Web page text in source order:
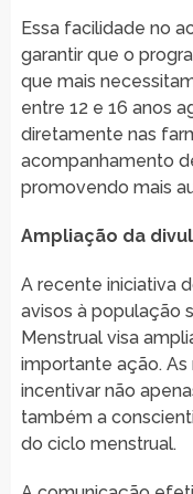
Essa facilidade no
garantir que o
que mais
entre 12 e 16 anos
diretamente nas
acompanhamento
promovendo mais
Ampliação da
A recente iniciativa
avisos à população
Menstrual visa
importante ação.
incentivar não
também a
do ciclo menstrual.